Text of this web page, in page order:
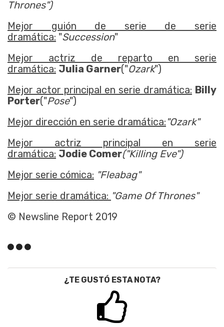
Thrones")
Mejor guión de serie de serie
dramática: "Succession"
Mejor actriz de reparto en serie
dramática: Julia Garner("Ozark")
Mejor actor principal en serie dramática: Billy
Porter("Pose")
Mejor dirección en serie dramática: "Ozark"
Mejor actriz principal en serie
dramática: Jodie Comer("Killing Eve")
Mejor serie cómica: "Fleabag"
Mejor serie dramática: "Game Of Thrones"
© Newsline Report 2019
¿TE GUSTÓ ESTA NOTA?